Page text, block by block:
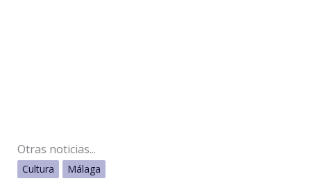
celeridad»
para
Otras noticias...
Cultura Málaga